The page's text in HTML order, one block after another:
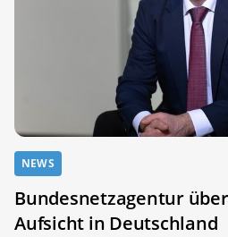
NEWS
Bundesnetzagentur
Aufsicht in Deutschland